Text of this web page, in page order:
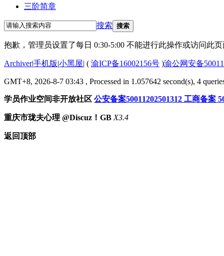
三阶简章
搜索 搜索
抱歉，管理员设置了每日 0:30-5:00 不能进行此操作或访问此
Archiver|手机版|小黑屋| ( 渝ICP备16002156号 )渝公网安备
GMT+8, 2026-8-7 03:43 , Processed in 1.057642 second(s), 4
学员作业空间非开放社区 公安备案50011202501312 工商备案
重庆市珑夫心理 @Discuz！GB X3.4
返回顶部